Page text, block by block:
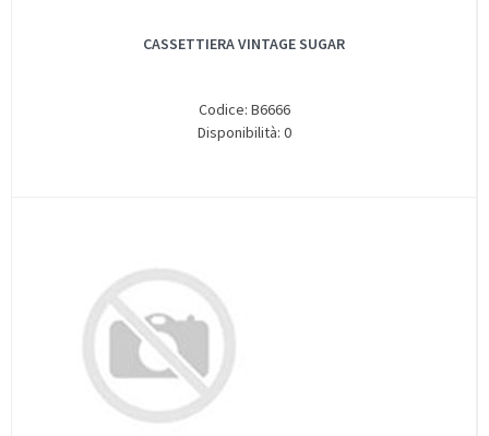
CASSETTIERA VINTAGE SUGAR
Codice: B6666
Disponibilità: 0